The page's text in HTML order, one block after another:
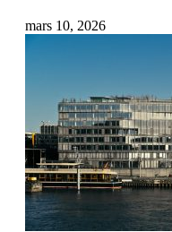
mars 10, 2026